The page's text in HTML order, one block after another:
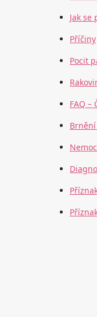
Jak se
Příčiny
Pocit
FAQ –